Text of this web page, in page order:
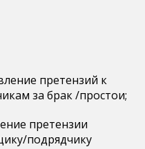
претензий к
за брак /простои;
претензии
подрядчику